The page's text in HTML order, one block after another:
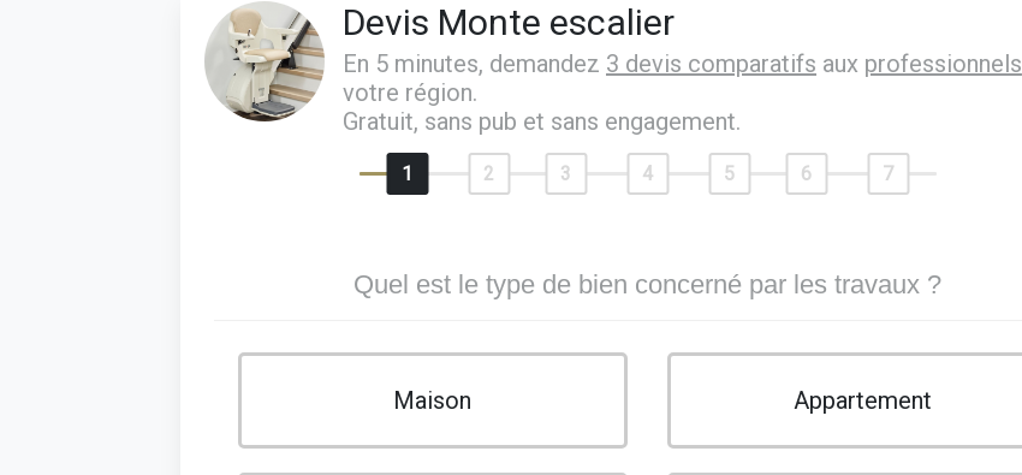
Devis Monte escalier
En 5 minutes, demandez 3 devis comparatifs aux professionnels
votre région.
Gratuit, sans pub et sans engagement.
1 2 3 4 5 6 7
Quel est le type de bien concerné par les travaux ?
Maison Appartement